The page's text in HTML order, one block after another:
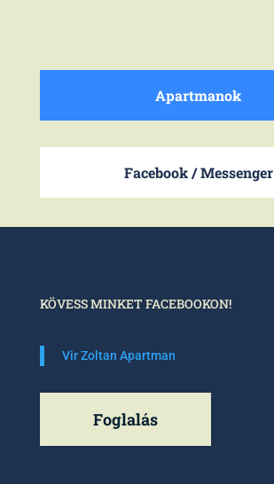
Apartmanok
Facebook / Messenger
KÖVESS MINKET FACEBOOKON!
Vir Zoltan Apartman
Foglalás